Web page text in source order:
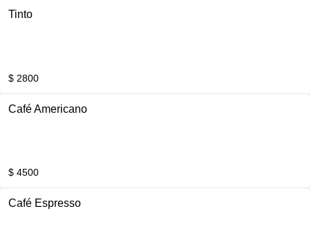
Tinto
$ 2800
Café Americano
$ 4500
Café Espresso